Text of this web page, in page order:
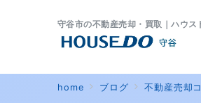
守谷市の不動産売却・買取｜ハウス
home ブログ 不動産売却